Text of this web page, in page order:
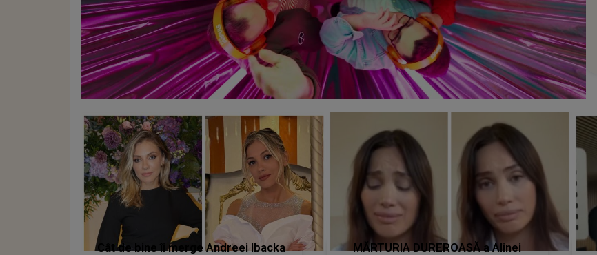
Cât de bine îi merge Andreei Ibacka MĂRTURIA DUREROASĂ a Alinei